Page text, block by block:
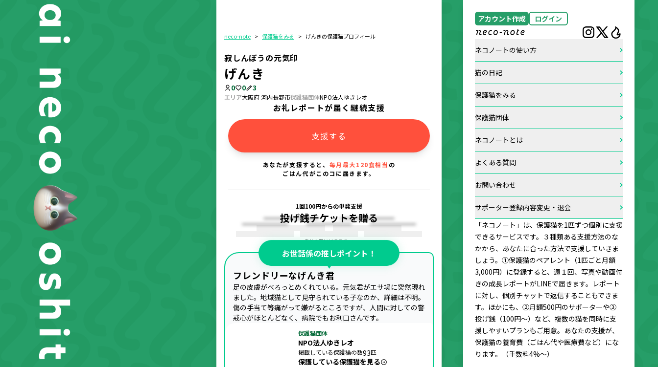
neco-note > 保護猫をみる > げんきの保護猫プロフィール
寂しんぼうの元気印
げんき
0 0 3
エリア大阪府 河内長野市保護猫団体NPO法人ゆきレオ
お礼レポートが届く継続支援
支援する
あなたが支援すると、 毎月最大120食相当 の
ごはん代がこのコに届きます。
1回100円からの単発支援
投げ銭チケットを贈る
まとめ買いはこちら →
お世話係の推しポイント！
フレンドリーなげんき君
足の皮膚がべろっとめくれている。元気君がエサ場に突然現れ
ました。地域猫として見守られている子なのか、詳細は不明。
傷の手当て等痛がって嫌がるところですが、人間に対しての警
戒心がほとんどなく、病院でもお利口さんです。
保護猫団体
NPO法人ゆきレオ
掲載している保護猫の数93匹
保護している保護猫を見る
アカウント作成 ログイン
ネコノートの使い方
猫の日記
保護猫をみる
保護猫団体
ネコノートとは
よくある質問
お問い合わせ
サポーター登録内容変更・退会
「ネコノート」は、保護猫を1匹ずつ個別に支援
できるサービスです。３種類ある支援方法のな
かから、あなたに合った方法で支援していきま
しょう。①保護猫のペアレント（1匹ごと月額
3,000円）に登録すると、週１回、写真や動画付
きの成長レポートがLINEで届きます。レポート
に対し、個別チャットで返信することもできま
す。ほかにも、②月額500円のサポーターや③
投げ銭（100円〜）など、複数の猫を同時に支
援しやすいプランもご用意。あなたの支援が、
保護猫の養育費（ごはん代や医療費など）にな
ります。（手数料4%〜）